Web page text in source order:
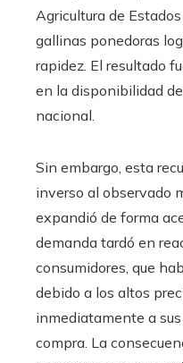
Agricultura de
gallinas ponedoras
rapidez. El resultado
en la disponibilidad
nacional.
Sin embargo, esta
inverso al observado
expandió de forma
demanda tardó en
consumidores, que
debido a los altos
inmediatamente a
compra. La